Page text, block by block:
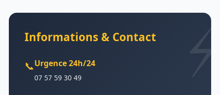
Informations & Contact
📞Urgence 24h/24
07 57 59 30 49